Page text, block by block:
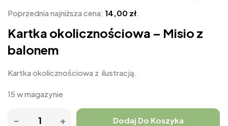
Poprzednia najniższa cena: 14,00 zł.
Kartka okolicznościowa – Misio z
balonem
Kartka okolicznościowa z ilustracją.
15 w magazynie
Dodaj Do Koszyka